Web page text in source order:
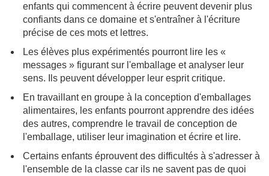
enfants qui commencent à écrire peuvent devenir plus
confiants dans ce domaine et s'entraîner à l'écriture
précise de ces mots et lettres.
Les élèves plus expérimentés pourront lire les «
messages » figurant sur l'emballage et analyser leur
sens. Ils peuvent développer leur esprit critique.
En travaillant en groupe à la conception d'emballages
alimentaires, les enfants pourront apprendre des idées
des autres, comprendre le travail de conception de
l'emballage, utiliser leur imagination et écrire et lire.
Certains enfants éprouvent des difficultés à s'adresser à
l'ensemble de la classe car ils ne savent pas de quoi